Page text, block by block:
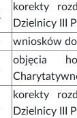
korekty
Dzielnicy III
wniosków
objęcia
korekty
Dzielnicy III